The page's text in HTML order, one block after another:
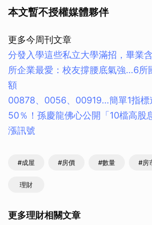
本文暫不授權媒體夥伴
更多今周刊文章
分發入學這些私立大學滿招，畢業
所企業最愛：校友撐腰底氣強…6所
額
00878、0056、00919…簡單1指標
50％！孫慶龍佛心公開「10檔高股
漲訊號
#成屋 #房價 #數量 #房
理財
更多理財相關文章